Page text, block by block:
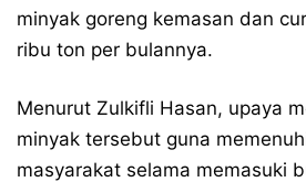
minyak goreng kemasan dan
ribu ton per bulannya.
Menurut Zulkifli Hasan, upaya
minyak tersebut guna
masyarakat selama memasuki